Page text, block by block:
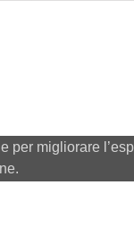
per migliorare